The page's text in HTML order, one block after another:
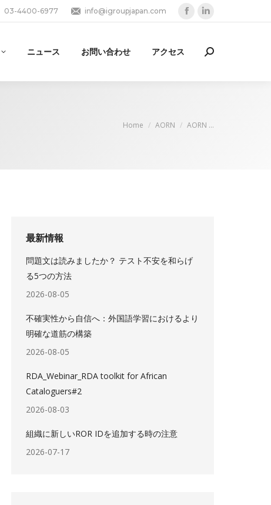
03-4400-6977 info@igroupjapan.com
opensopens
ニュース お問い合わせ アクセス Search:
You are here:
Home AORN AORN …
最新情報
問題文は読みましたか？ テスト不安を和らげ
る5つの方法
2026-08-05
不確実性から自信へ：外国語学習におけるより
明確な道筋の構築
2026-08-05
RDA_Webinar_RDA toolkit for African
Cataloguers#2
2026-08-03
組織に新しいROR IDを追加する時の注意
2026-07-17